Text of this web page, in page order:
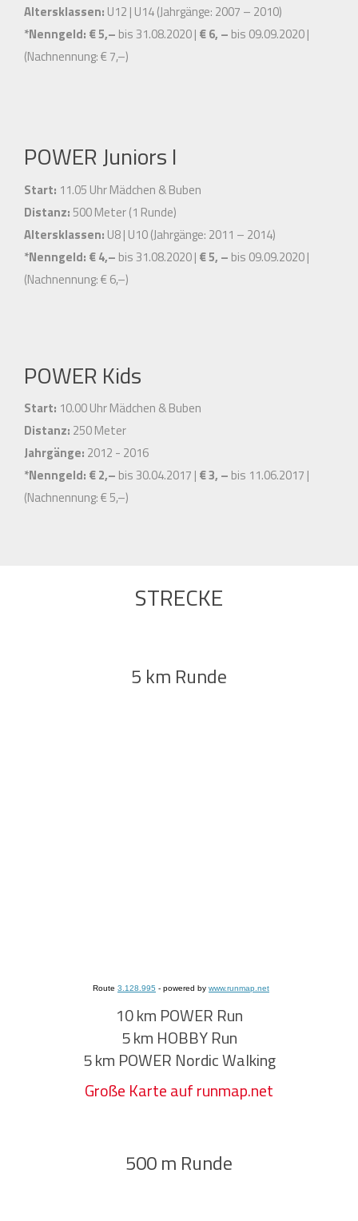
Altersklassen: U12 | U14 (Jahrgänge: 2007 – 2010)
*Nenngeld: € 5,– bis 31.08.2020 | € 6, – bis 09.09.2020 |
(Nachnennung: € 7,–)
POWER Juniors I
Start: 11.05 Uhr Mädchen & Buben
Distanz: 500 Meter (1 Runde)
Altersklassen: U8 | U10 (Jahrgänge: 2011 – 2014)
*Nenngeld: € 4,– bis 31.08.2020 | € 5, – bis 09.09.2020 |
(Nachnennung: € 6,–)
POWER Kids
Start: 10.00 Uhr Mädchen & Buben
Distanz: 250 Meter
Jahrgänge: 2012 - 2016
*Nenngeld: € 2,– bis 30.04.2017 | € 3, – bis 11.06.2017 |
(Nachnennung: € 5,–)
STRECKE
5 km Runde
Route 3.128.995 - powered by www.runmap.net
10 km POWER Run
5 km HOBBY Run
5 km POWER Nordic Walking
Große Karte auf runmap.net
500 m Runde